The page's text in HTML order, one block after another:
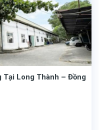
Tại Long Thành – Đồng